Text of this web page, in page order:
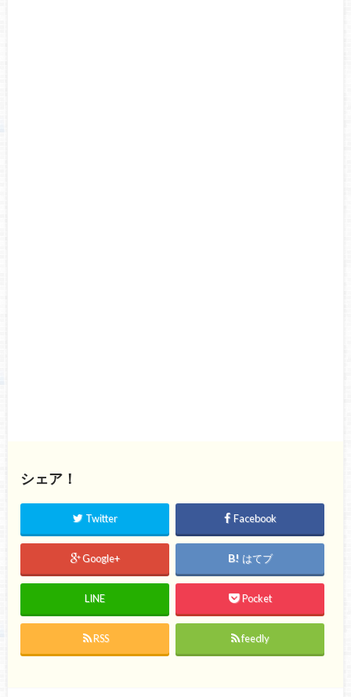
シェア！
Twitter Facebook
Google+ はてブ
LINE Pocket
RSS feedly